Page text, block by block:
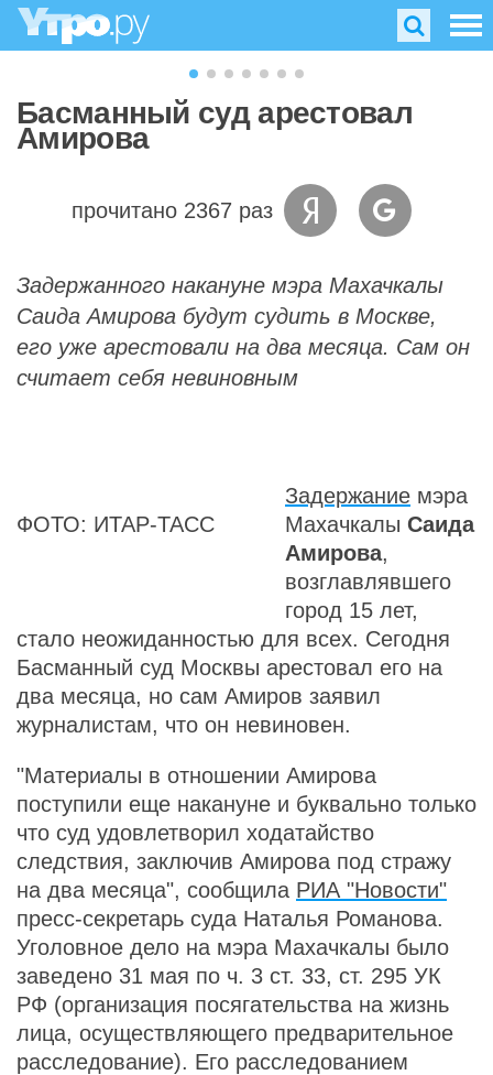
Басманный суд арестовал
Амирова
прочитано 2367 раз
Задержанного накануне мэра Махачкалы
Саида Амирова будут судить в Москве,
его уже арестовали на два месяца. Сам он
считает себя невиновным
ФОТО: ИТАР-ТАСС
Задержание мэра
Махачкалы Саида
Амирова,
возглавлявшего
город 15 лет,
стало неожиданностью для всех. Сегодня
Басманный суд Москвы арестовал его на
два месяца, но сам Амиров заявил
журналистам, что он невиновен.
"Материалы в отношении Амирова
поступили еще накануне и буквально только
что суд удовлетворил ходатайство
следствия, заключив Амирова под стражу
на два месяца", сообщила РИА "Новости"
пресс-секретарь суда Наталья Романова.
Уголовное дело на мэра Махачкалы было
заведено 31 мая по ч. 3 ст. 33, ст. 295 УК
РФ (организация посягательства на жизнь
лица, осуществляющего предварительное
расследование). Его расследованием